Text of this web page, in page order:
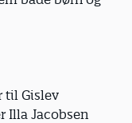
til Gislev
Illa Jacobsen